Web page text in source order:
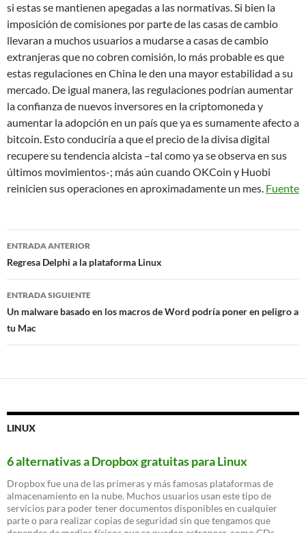
si estas se mantienen apegadas a las normativas. Si bien la
imposición de comisiones por parte de las casas de cambio
llevaran a muchos usuarios a mudarse a casas de cambio
extranjeras que no cobren comisión, lo más probable es que
estas regulaciones en China le den una mayor estabilidad a su
mercado. De igual manera, las regulaciones podrían aumentar
la confianza de nuevos inversores en la criptomoneda y
aumentar la adopción en un país que ya es sumamente afecto a
bitcoin. Esto conduciría a que el precio de la divisa digital
recupere su tendencia alcista –tal como ya se observa en sus
últimos movimientos-; más aún cuando OKCoin y Huobi
reinicien sus operaciones en aproximadamente un mes. Fuente
Navegación
de
entradas
ENTRADA ANTERIOR
Regresa Delphi a la plataforma Linux
ENTRADA SIGUIENTE
Un malware basado en los macros de Word podría poner en peligro a
tu Mac
LINUX
6 alternativas a Dropbox gratuitas para Linux
Dropbox fue una de las primeras y más famosas plataformas de
almacenamiento en la nube. Muchos usuarios usan este tipo de
servicios para poder tener documentos disponibles en cualquier
parte o para realizar copias de seguridad sin que tengamos que